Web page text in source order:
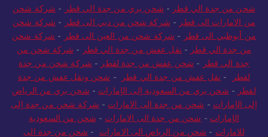
قطر - شحن من جدة الي قطر - نقل عفش من جدة الي قطر-شركة
شحن من جدة الي قطر - شحن بري من جدة الي قطر - شركة شحن
من الامارات الى قطر-شركة شحن من دبي الى قطر - شركة شحن
من أبوظبي الى قطر - شركة شحن من العين الى قطر -شركة شحن
من جدة الي قطر- نقل عفش من جدة الي قطر -شركة شحن من
جدة الي قطر-شحن عفش من جدة لقطر-
شركة شحن من جدة
لقطر - نقل عفش من جدة الي قطر- شحن ونقل عفش من جدة
لقطر-شحن بري من السعودية إلى الإمارات-
شحن بري من الرياض
إلى الإمارات- شحن من جدة الى الامارات- شركة شحن من جدة إلى
الإمارات- شحن من جدة الى الامارات-
شحن من السعودية